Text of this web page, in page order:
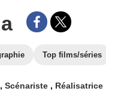
Top films/séries
,Scénariste , Réalisatrice